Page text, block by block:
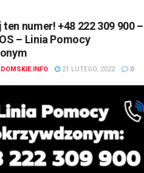
numer! +48 222 309 900 –
– Linia Pomocy
21 LUTEGO, 2022 0